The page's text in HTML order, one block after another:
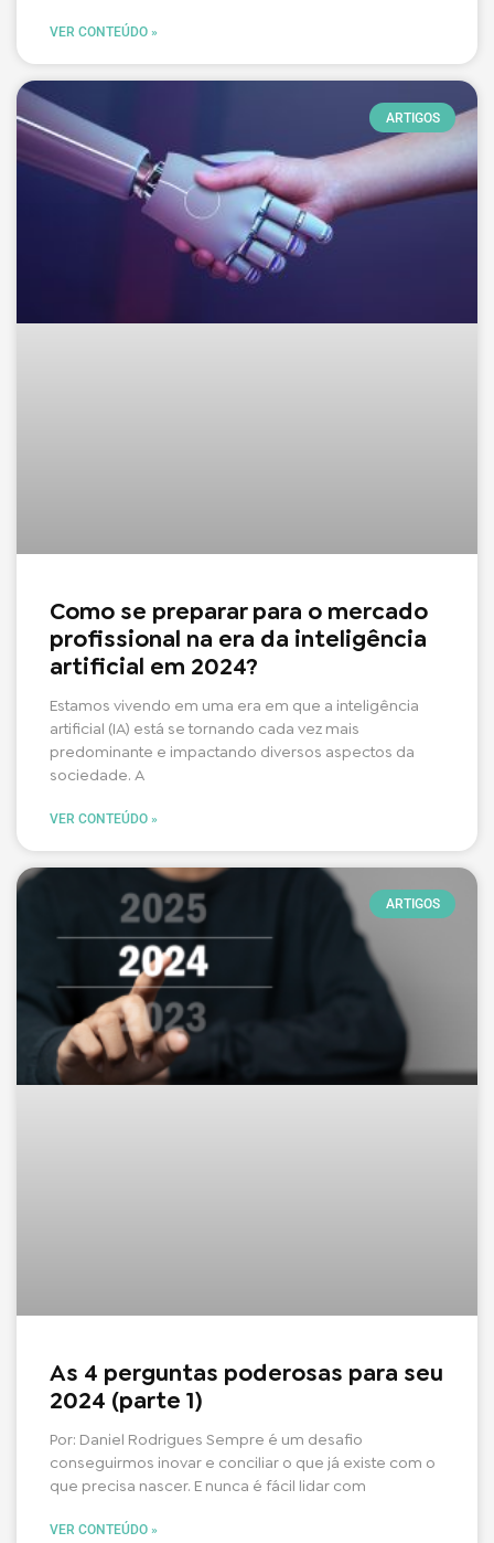
VER CONTEÚDO »
ARTIGOS
Como se preparar para o mercado
profissional na era da inteligência
artificial em 2024?
Estamos vivendo em uma era em que a inteligência
artificial (IA) está se tornando cada vez mais
predominante e impactando diversos aspectos da
sociedade. A
VER CONTEÚDO »
ARTIGOS
As 4 perguntas poderosas para seu
2024 (parte 1)
Por: Daniel Rodrigues Sempre é um desafio
conseguirmos inovar e conciliar o que já existe com o
que precisa nascer. E nunca é fácil lidar com
VER CONTEÚDO »